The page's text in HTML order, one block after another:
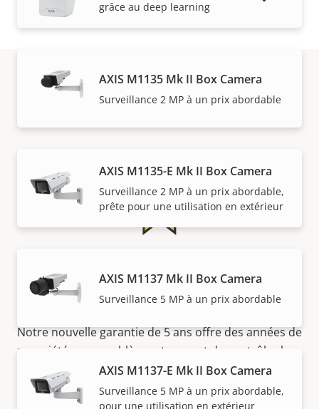
grâce au deep learning
AXIS M1135 Mk II Box Camera
Surveillance 2 MP à un prix abordable
AXIS M1135-E Mk II Box Camera
Surveillance 2 MP à un prix abordable,
prête pour une utilisation en extérieur
AXIS M1137 Mk II Box Camera
Surveillance 5 MP à un prix abordable
AXIS M1137-E Mk II Box Camera
Surveillance 5 MP à un prix abordable,
pour une utilisation en extérieur
Garantie
de tranquillité d'esprit
Notre nouvelle garantie de 5 ans offre des années de
propriété sans problème et permet de contrôler les
coûts. En outre, rien n'est caché dans les petits
caractères, vous obtenez exactement ce que nous
promettons.